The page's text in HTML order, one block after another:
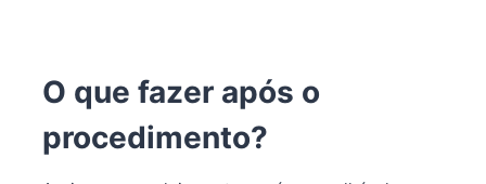
O que fazer após o
procedimento?